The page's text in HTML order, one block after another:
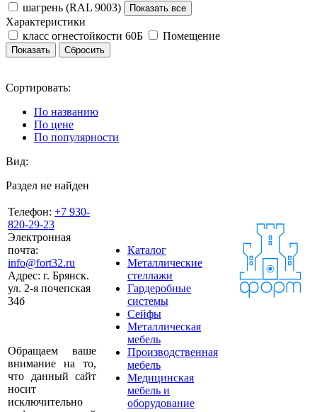
шагрень (RAL 9003)
Показать все
Характеристики
класс огнестойкости 60Б
Помещение
Сортировать:
По названию
По цене
По популярности
Вид:
Раздел не найден
Телефон: +7 930-
820-29-23
Электронная
почта:
info@fort32.ru
Адрес: г. Брянск.
ул. 2-я почепская
34б
Обращаем ваше
внимание на то,
что данный сайт
носит
исключительно
Каталог
Металлические
стеллажи
Гардеробные
системы
Сейфы
Металлическая
мебель
Производственная
мебель
Медицинская
мебель и
оборудование